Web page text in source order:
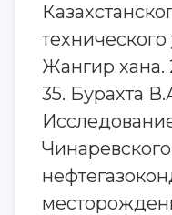
Жангир хана.
35. Бурахта
Чинаревского